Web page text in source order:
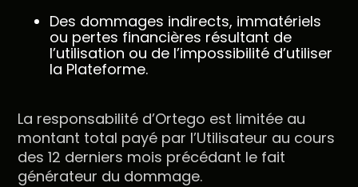
Des dommages indirects, immatériels
ou pertes financières résultant de
l’utilisation ou de l’impossibilité d’utiliser
la Plateforme.
La responsabilité d’Ortego est limitée au
montant total payé par l’Utilisateur au cours
des 12 derniers mois précédant le fait
générateur du dommage.